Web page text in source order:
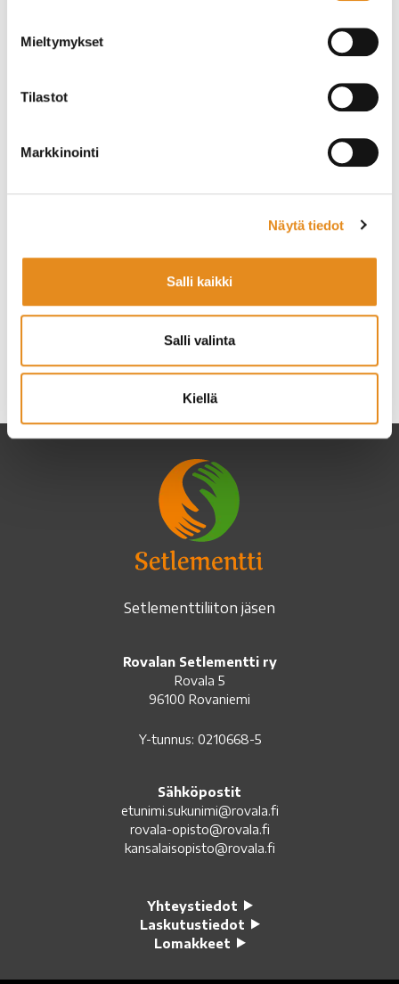
Mieltymykset
Tilastot
Markkinointi
Näytä tiedot
Salli kaikki
Salli valinta
Kiellä
Education Tourism: Happiness Experience
Setlementtiliiton jäsen
Rovalan Setlementti ry
Rovala 5
96100 Rovaniemi
Y-tunnus: 0210668-5
Sähköpostit
etunimi.sukunimi@rovala.fi
rovala-opisto@rovala.fi
kansalaisopisto@rovala.fi
Yhteystiedot
Laskutustiedot
Lomakkeet